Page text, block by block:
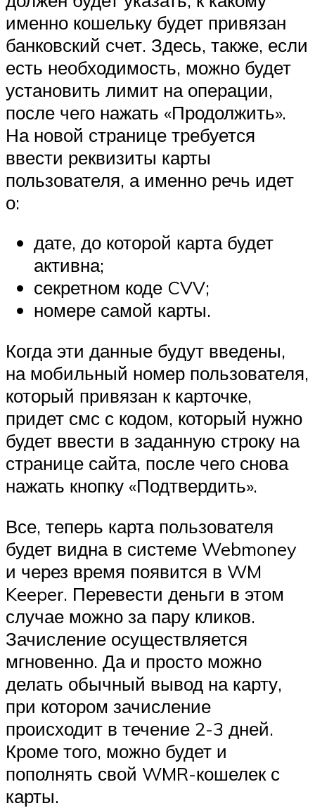
именно кошельку будет привязан
банковский счет. Здесь, также, если
есть необходимость, можно будет
установить лимит на операции,
после чего нажать «Продолжить».
На новой странице требуется
ввести реквизиты карты
пользователя, а именно речь идет
о:
дате, до которой карта будет
активна;
секретном коде CVV;
номере самой карты.
Когда эти данные будут введены,
на мобильный номер пользователя,
который привязан к карточке,
придет смс с кодом, который нужно
будет ввести в заданную строку на
странице сайта, после чего снова
нажать кнопку «Подтвердить».
Все, теперь карта пользователя
будет видна в системе Webmoney
и через время появится в WM
Keeper. Перевести деньги в этом
случае можно за пару кликов.
Зачисление осуществляется
мгновенно. Да и просто можно
делать обычный вывод на карту,
при котором зачисление
происходит в течение 2-3 дней.
Кроме того, можно будет и
пополнять свой WMR-кошелек с
карты.